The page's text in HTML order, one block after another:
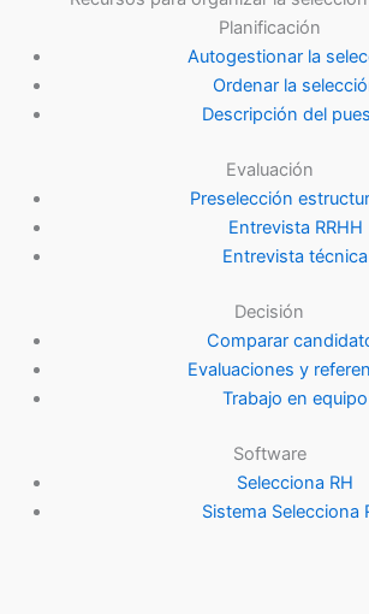
Planificación
Autogestionar la
Ordenar la
Descripción del
Evaluación
Preselección
Entrevista RRHH
Entrevista técnica
Decisión
Comparar
Evaluaciones y
Trabajo en equipo
Software
Selecciona RH
Sistema Selecciona